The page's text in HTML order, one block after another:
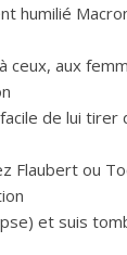
humilié
ceux, aux
de lui tirer
Flaubert ou
et suis